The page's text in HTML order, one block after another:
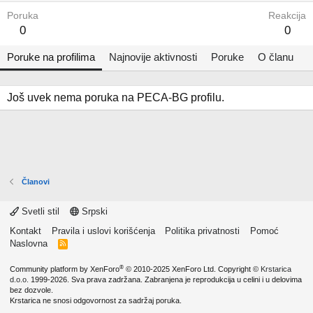
Poruka
0
Reakcija
0
Poruke na profilima Najnovije aktivnosti Poruke O članu
Još uvek nema poruka na PECA-BG profilu.
Članovi
Svetli stil
Srpski
Kontakt
Pravila i uslovi korišćenja Politika privatnosti
Pomoć
Naslovna
R
Community platform by XenForo® © 2010-2025 XenForo Ltd. Copyright © Krstarica
d.o.o. 1999-2026. Sva prava zadržana. Zabranjena je reprodukcija u celini i u delovima
bez dozvole.
Krstarica ne snosi odgovornost za sadržaj poruka.